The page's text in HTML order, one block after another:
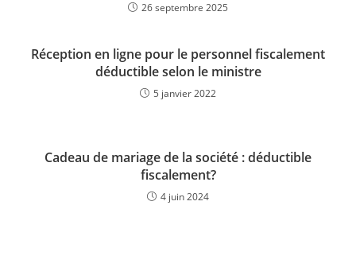
26 septembre 2025
Réception en ligne pour le personnel fiscalement
déductible selon le ministre
5 janvier 2022
Cadeau de mariage de la société : déductible
fiscalement?
4 juin 2024